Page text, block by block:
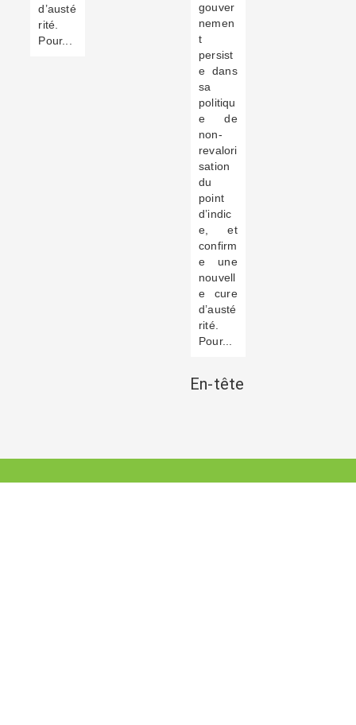
d’austé
rité.
Pour...
gouver
nemen
t
persist
e dans
sa
politiqu
e de
non-
revalori
sation
du
point
d’indic
e, et
confirm
e une
nouvell
e cure
d’austé
rité.
Pour...
En-tête